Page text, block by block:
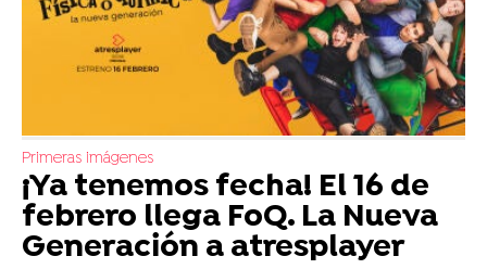
Primeras imágenes
¡Ya tenemos fecha! El 16 de
febrero llega FoQ. La Nueva
Generación a atresplayer